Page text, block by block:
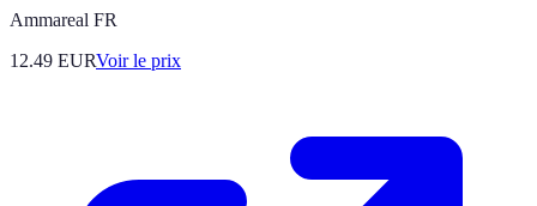
Ammareal FR
12.49 EURVoir le prix